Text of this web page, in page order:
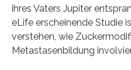
ihres Vaters Jupiter
eLife erscheinende Studie
verstehen, wie
Metastasenbildung